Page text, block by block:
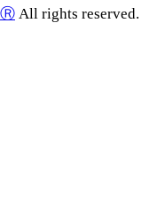
Ⓡ All rights reserved.